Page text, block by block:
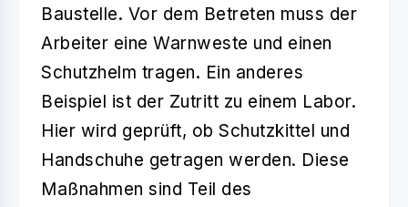
Baustelle. Vor dem Betreten muss der
Arbeiter eine Warnweste und einen
Schutzhelm tragen. Ein anderes
Beispiel ist der Zutritt zu einem Labor.
Hier wird geprüft, ob Schutzkittel und
Handschuhe getragen werden. Diese
Maßnahmen sind Teil des